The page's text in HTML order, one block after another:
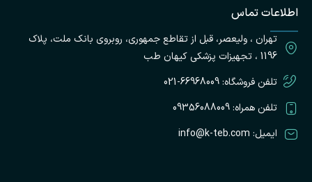
اطلاعات تماس
تهران ، ولیعصر، قبل از تقاطع جمهوری، روبروی بانک ملت، پلاک
1196 ، تجهیزات پزشکی کیهان طب
تلفن فروشگاه: 66968009-021
تلفن همراه: 09356088009
ایمیل: info@k-teb.com